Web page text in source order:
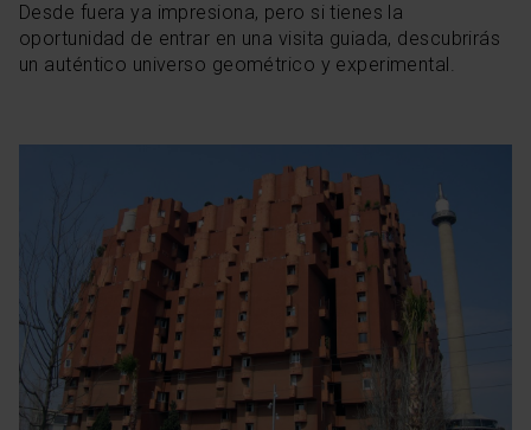
Desde fuera ya impresiona, pero si tienes la
oportunidad de entrar en una visita guiada, descubrirás
un auténtico universo geométrico y experimental.